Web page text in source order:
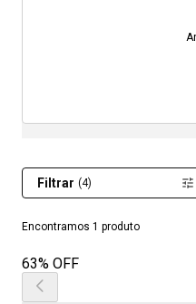
Encontramos 1 produto
Filtrar (4)
63% OFF